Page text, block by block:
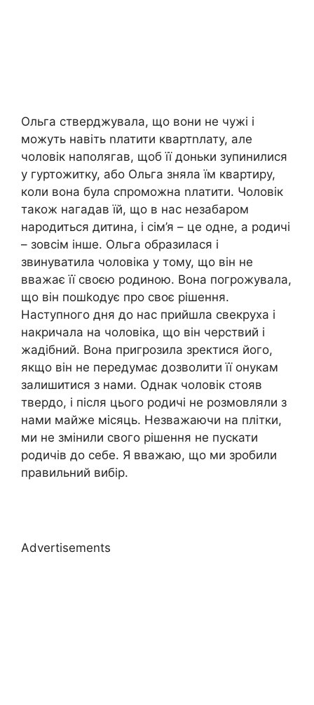
Ольга стверджувала, що вони не чужі і
можуть навіть nлатити квартnлату, але
чоловік наполягав, щоб її доньки зупинилися
у гуртожитку, або Ольга зняла їм квартиру,
коли вона була спроможна nлатити. Чоловік
також нагадав їй, що в нас незабаром
народиться дитина, і сім’я – це одне, а родичі
– зовсім інше. Ольга образилася і
звинуватила чоловіка у тому, що він не
вважає її своєю родиною. Вона погрожувала,
що він пошkодує про своє рішення.
Наступного дня до нас прийшла свекруха і
накричала на чоловіка, що він черствий і
жадібний. Вона пригрозила зректися його,
якщо він не передумає дозволити її онукам
залишитися з нами. Однак чоловік стояв
твердо, і після цього родичі не розмовляли з
нами майже місяць. Незважаючи на плітки,
ми не змінили свого рішення не пускати
родичів до себе. Я вважаю, що ми зробили
правильний вибір.
Advertisements